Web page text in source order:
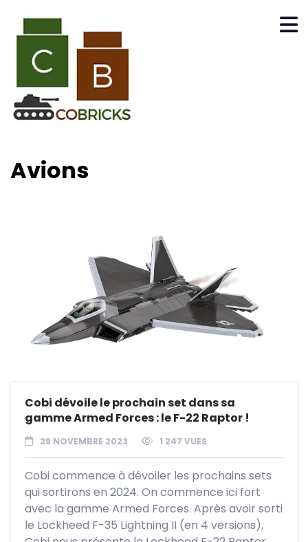
Avions
Cobi dévoile le prochain set dans sa
gamme Armed Forces : le F-22 Raptor !
29 NOVEMBRE 2023 1 247 VUES
Cobi commence à dévoiler les prochains sets
qui sortirons en 2024. On commence ici fort
avec la gamme Armed Forces. Après avoir sorti
le Lockheed F-35 Lightning II (en 4 versions),